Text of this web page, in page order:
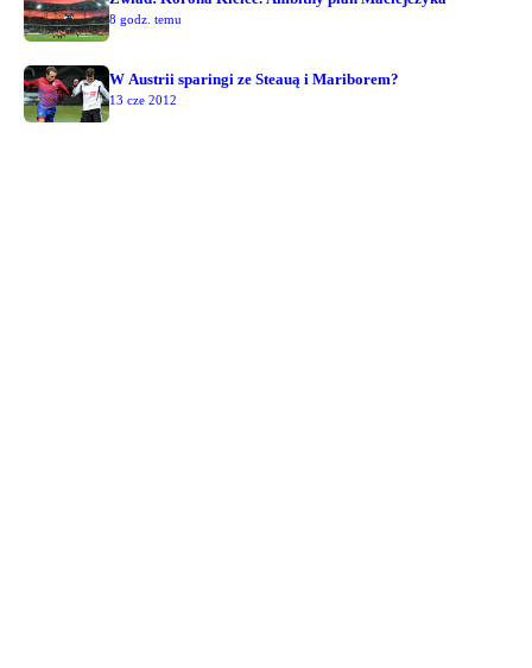
8 godz. temu
W Austrii sparingi ze Steauą i Mariborem?
13 cze 2012